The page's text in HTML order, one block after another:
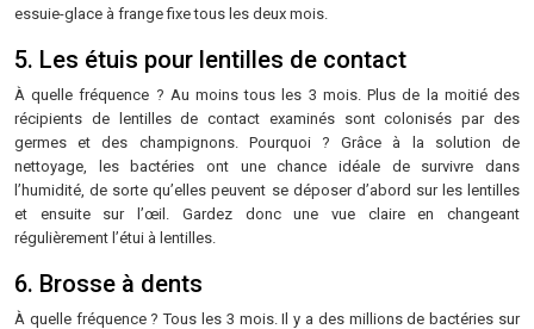
essuie-glace à frange fixe tous les deux mois.
5. Les étuis pour lentilles de contact
À quelle fréquence ? Au moins tous les 3 mois. Plus de la moitié des
récipients de lentilles de contact examinés sont colonisés par des
germes et des champignons. Pourquoi ? Grâce à la solution de
nettoyage, les bactéries ont une chance idéale de survivre dans
l’humidité, de sorte qu’elles peuvent se déposer d’abord sur les lentilles
et ensuite sur l’œil. Gardez donc une vue claire en changeant
régulièrement l’étui à lentilles.
6. Brosse à dents
À quelle fréquence ? Tous les 3 mois. Il y a des millions de bactéries sur